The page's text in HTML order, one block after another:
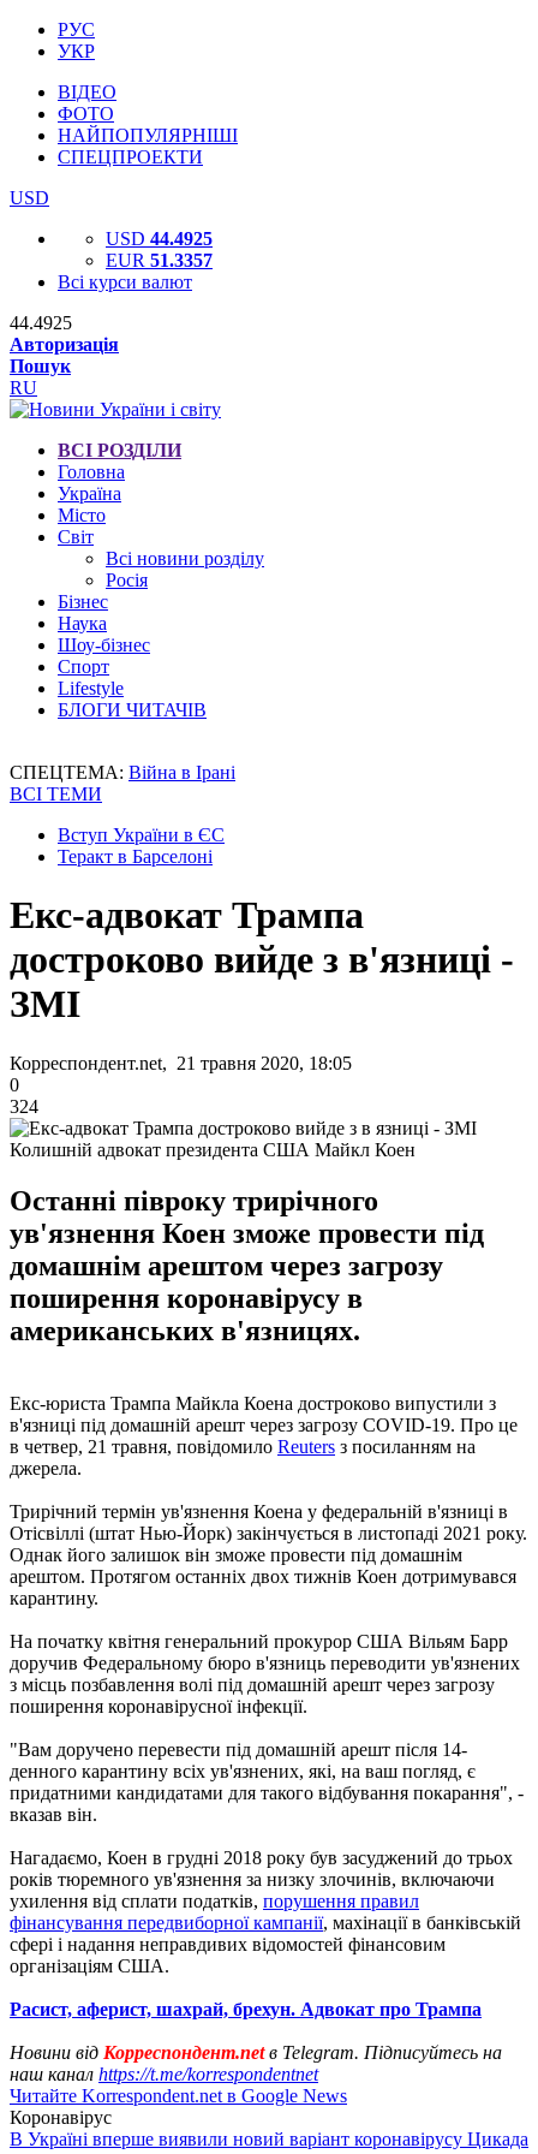
РУС
УКР
ВІДЕО
ФОТО
НАЙПОПУЛЯРНІШІ
СПЕЦПРОЕКТИ
USD
USD 44.4925
EUR 51.3357
Всі курси валют
44.4925
Авторизація
Пошук
RU
ВСІ РОЗДІЛИ
Головна
Україна
Місто
Світ
Всі новини розділу
Росія
Бізнес
Наука
Шоу-бізнес
Спорт
Lifestyle
БЛОГИ ЧИТАЧІВ
СПЕЦТЕМА: Війна в Ірані
ВСІ ТЕМИ
Вступ України в ЄС
Теракт в Барселоні
Екс-адвокат Трампа
достроково вийде з в'язниці -
ЗМІ
Корреспондент.net, 21 травня 2020, 18:05
0
324
Колишній адвокат президента США Майкл Коен
Останні півроку трирічного
ув'язнення Коен зможе провести під
домашнім арештом через загрозу
поширення коронавірусу в
американських в'язницях.
Екс-юриста Трампа Майкла Коена достроково випустили з
в'язниці під домашній арешт через загрозу COVID-19. Про це
в четвер, 21 травня, повідомило Reuters з посиланням на
джерела.
Трирічний термін ув'язнення Коена у федеральній в'язниці в
Отісвіллі (штат Нью-Йорк) закінчується в листопаді 2021 року.
Однак його залишок він зможе провести під домашнім
арештом. Протягом останніх двох тижнів Коен дотримувався
карантину.
На початку квітня генеральний прокурор США Вільям Барр
доручив Федеральному бюро в'язниць переводити ув'язнених
з місць позбавлення волі під домашній арешт через загрозу
поширення коронавірусної інфекції.
"Вам доручено перевести під домашній арешт після 14-
денного карантину всіх ув'язнених, які, на ваш погляд, є
придатними кандидатами для такого відбування покарання", -
вказав він.
Нагадаємо, Коен в грудні 2018 року був засуджений до трьох
років тюремного ув'язнення за низку злочинів, включаючи
ухилення від сплати податків, порушення правил
фінансування передвиборної кампанії, махінації в банківській
сфері і надання неправдивих відомостей фінансовим
організаціям США.
Расист, аферист, шахрай, брехун. Адвокат про Трампа
Новини від Корреспондент.netв Telegram. Підписуйтесь на
наш канал https://t.me/korrespondentnet
Читайте Korrespondent.net в Google News
Коронавірус
В Україні вперше виявили новий варіант коронавірусу Цикада